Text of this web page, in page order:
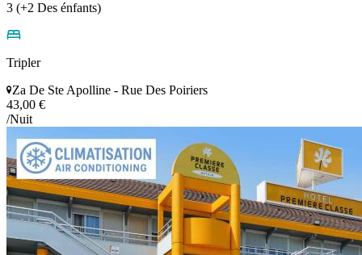
3 (+2 Des énfants)
Tripler
Za De Ste Apolline - Rue Des Poiriers
43,00 €
/Nuit